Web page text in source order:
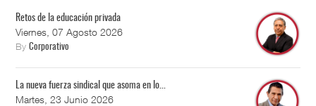
Retos de la educación privada
Viernes, 07 Agosto 2026
By Corporativo
La nueva fuerza sindical que asoma en lo...
Martes, 23 Junio 2026